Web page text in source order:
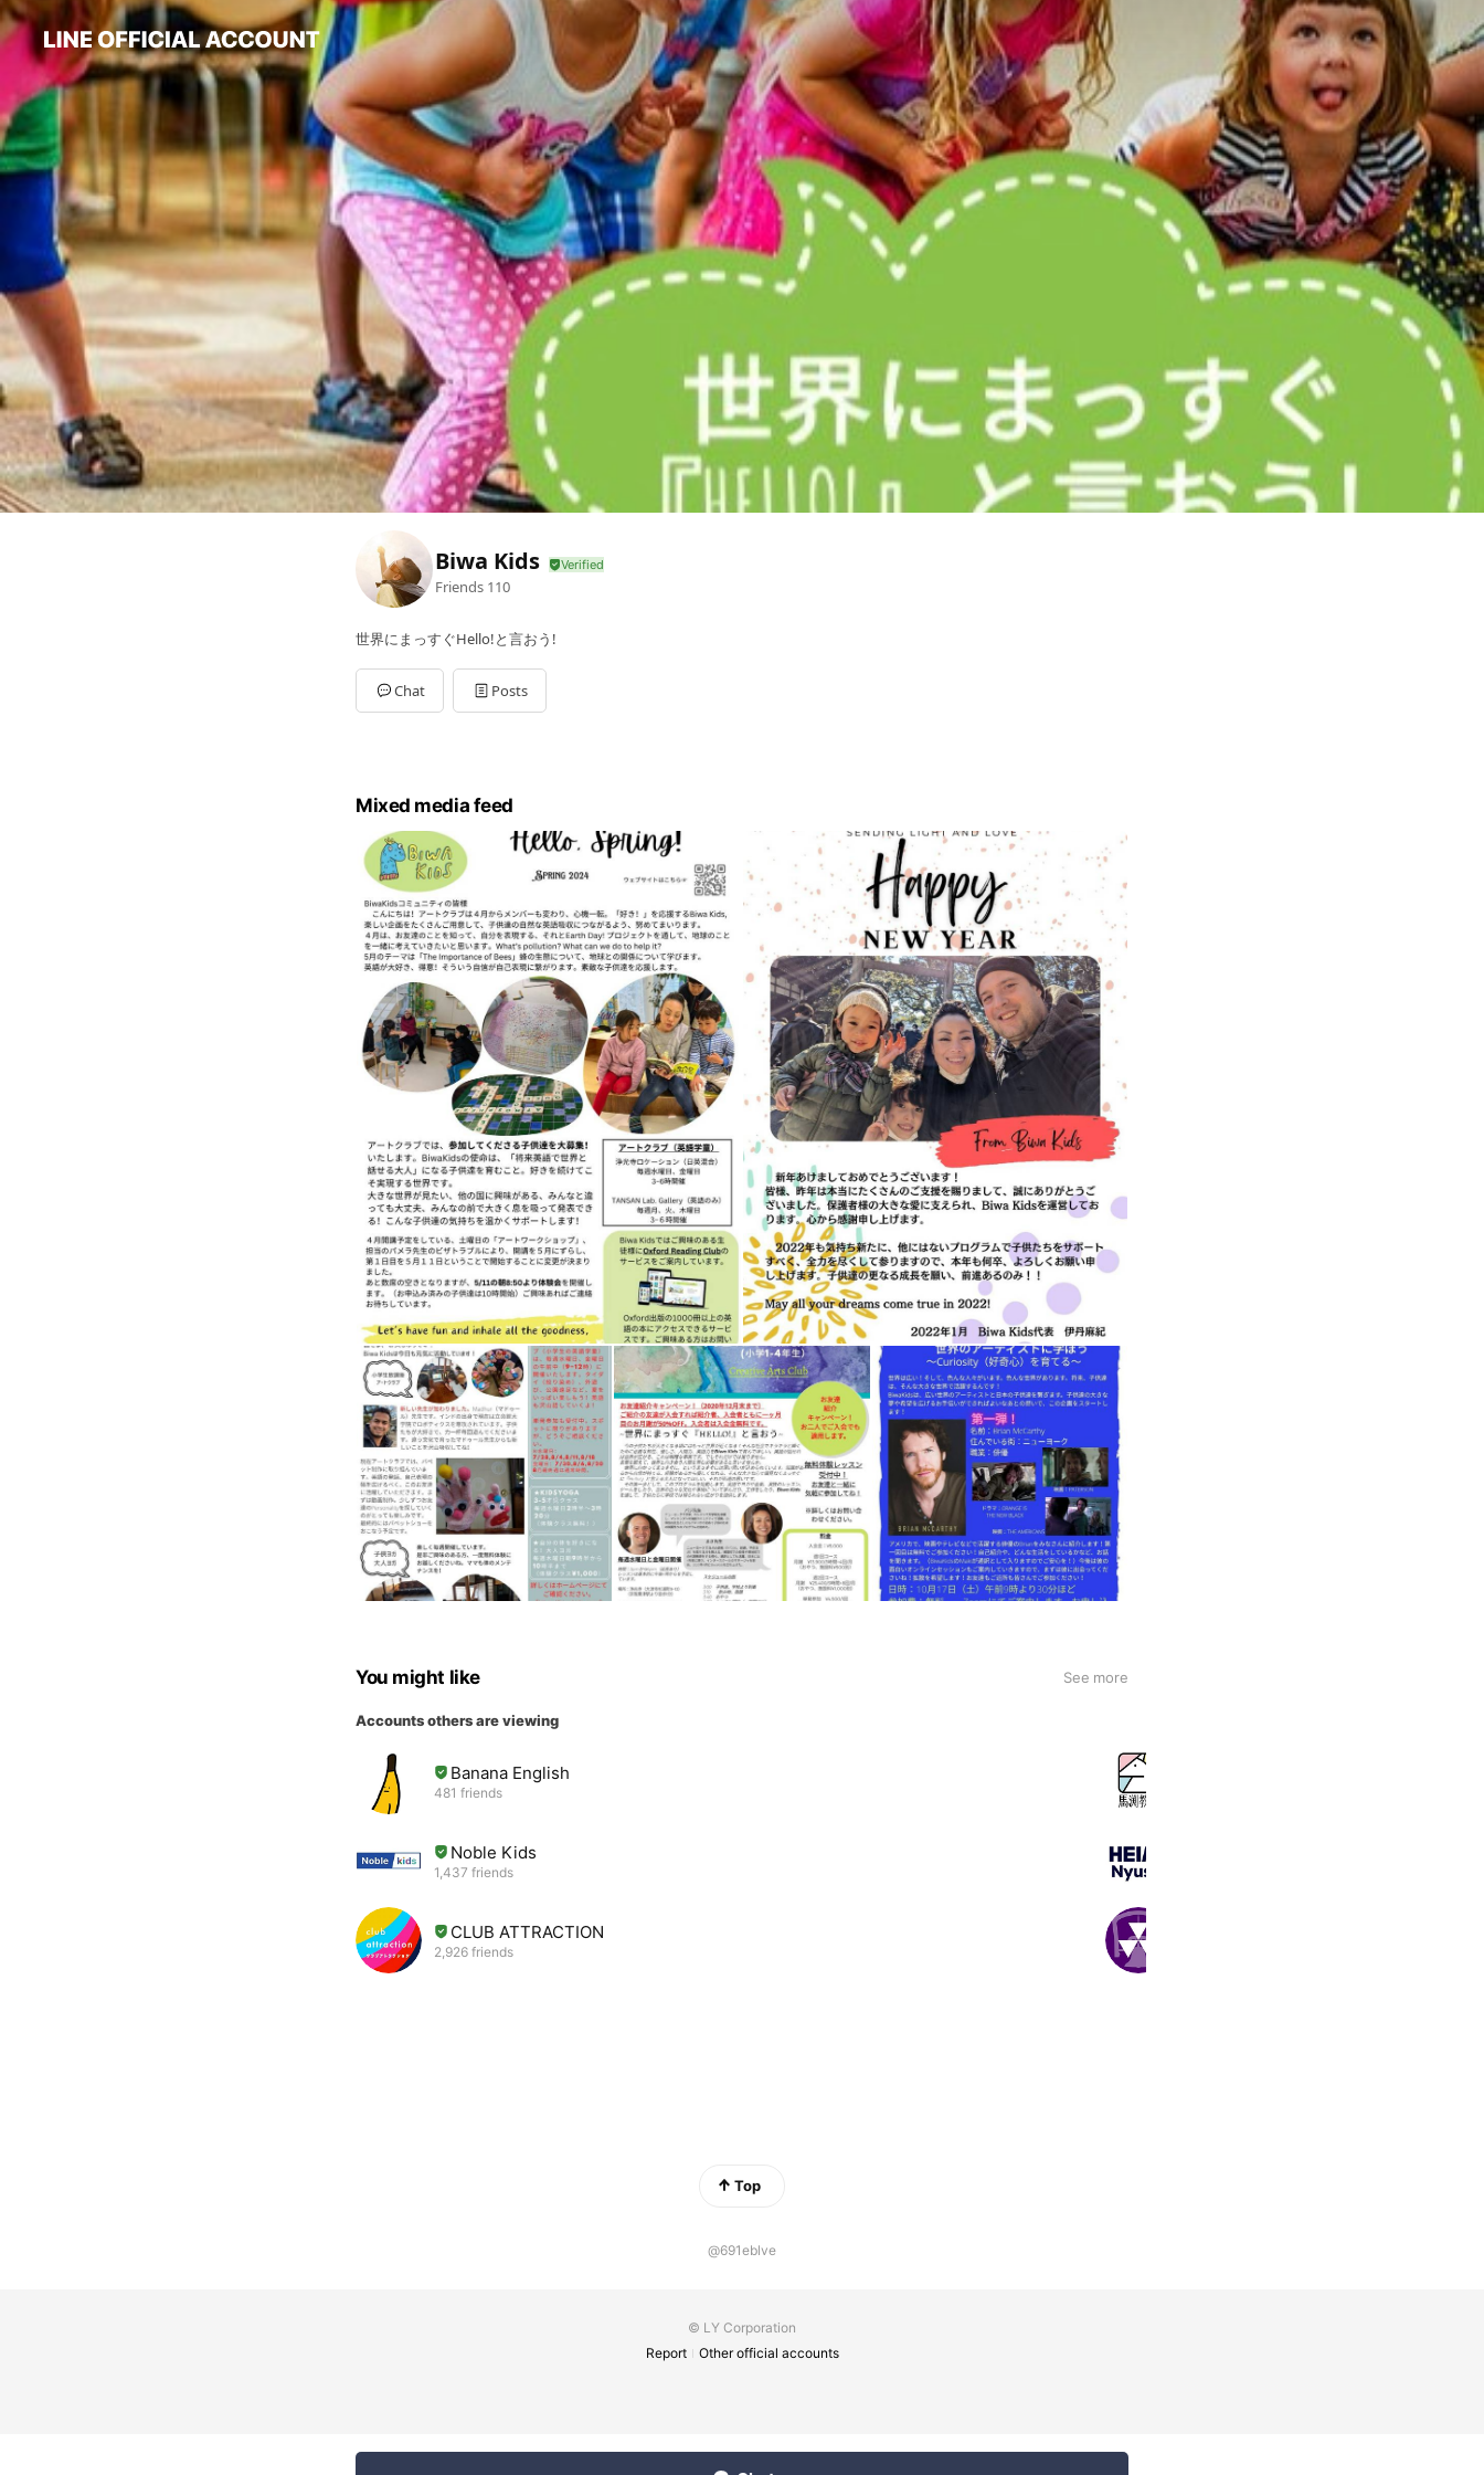
Biwa Kids
Friends 110
世界にまっすぐHello!と言おう!
Chat Posts
Mixed media feed
You might like See more
Accounts others are viewing
Banana English
481 friends
Noble Kids
1,437 friends
CLUB ATTRACTION
2,926 friends
Top
@691eblve
© LY Corporation
Report
Other official accounts